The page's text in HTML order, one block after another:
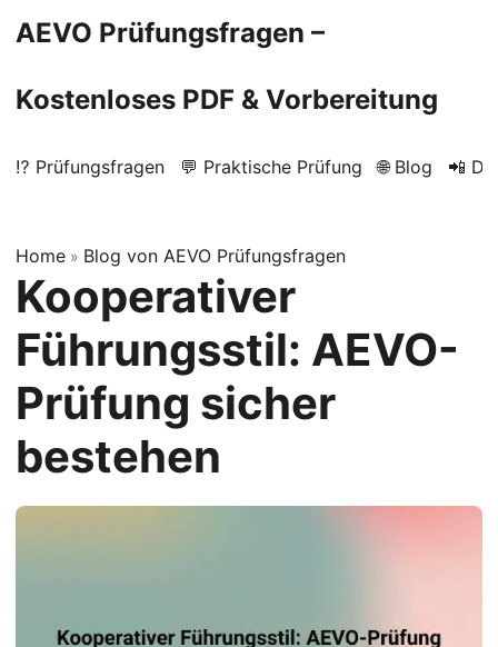
AEVO Prüfungsfragen –
Kostenloses PDF & Vorbereitung
⁉️ Prüfungsfragen 💬 Praktische Prüfung 🌐 Blog 📲
Home » Blog von AEVO Prüfungsfragen
Kooperativer
Führungsstil: AEVO-
Prüfung sicher
bestehen